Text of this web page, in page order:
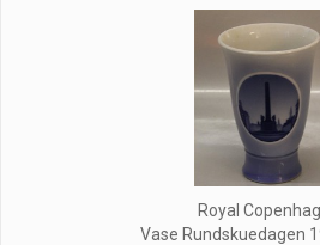
Royal
Vase Rundskuedagen